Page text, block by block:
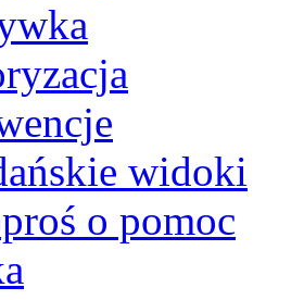
widoki
o pomoc